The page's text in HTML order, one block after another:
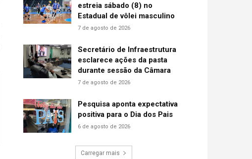
estreia sábado (8) no
Estadual de vôlei masculino
7 de agosto de 2026
Secretário de Infraestrutura
esclarece ações da pasta
durante sessão da Câmara
7 de agosto de 2026
Pesquisa aponta expectativa
positiva para o Dia dos Pais
6 de agosto de 2026
Carregar mais